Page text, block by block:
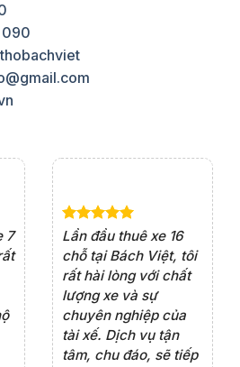
090
7
Lần đầu thuê xe 16
chỗ tại Bách Việt, tôi
rất hài lòng với chất
lượng xe và sự
chuyên nghiệp của
tài xế. Dịch vụ tận
tâm, chu đáo, sẽ tiếp